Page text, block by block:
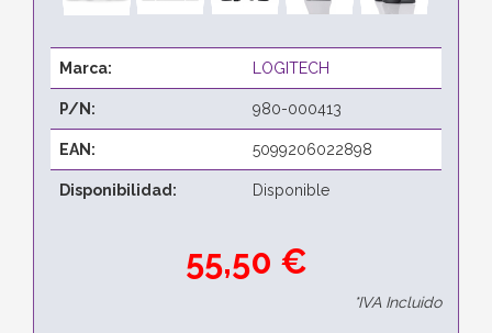
Marca: LOGITECH
P/N: 980-000413
EAN: 5099206022898
Disponibilidad: Disponible
55,50 €
*IVA Incluido